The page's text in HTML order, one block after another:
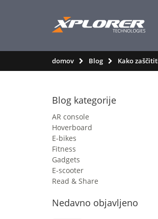
domov Blog Kako
Blog kategorije
AR console
Hoverboard
E-bikes
Fitness
Gadgets
E-scooter
Read & Share
Nedavno objavljeno